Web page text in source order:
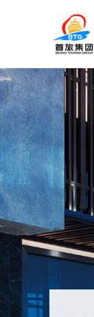
首旅概况
中国服务理念
商业
全聚德
企业动态
党建要闻
公益活动